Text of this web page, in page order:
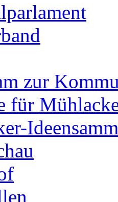
zur
für